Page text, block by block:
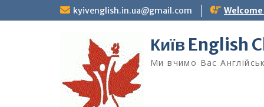
to
kyivenglish.in.ua@gmail.com Welcome
Київ English
Ми вчимо Вас